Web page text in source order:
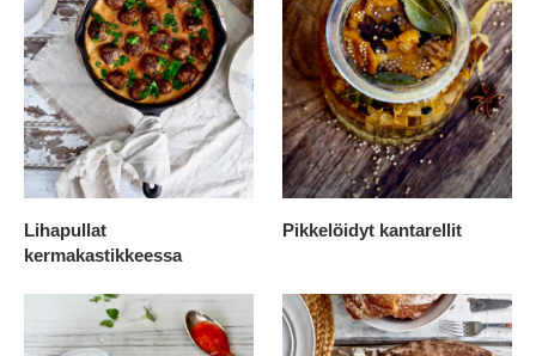
Lihapullat
kermakastikkeessa
Pikkelöidyt kantarellit